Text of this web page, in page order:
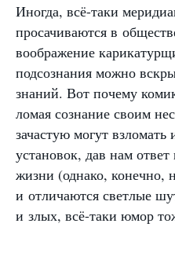
Иногда, всё-таки
просачиваются в
воображение
подсознания можно
знаний. Вот почему
ломая сознание своим
зачастую могут
установок, дав нам
жизни (однако, конечно,
и отличаются светлые
и злых, всё-таки юмор